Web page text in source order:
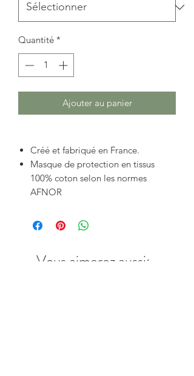
Quantité *
Ajouter au panier
Créé et fabriqué en France.
Masque de protection en tissus
100% coton selon les normes
AFNOR
Vous aimerez aussi: